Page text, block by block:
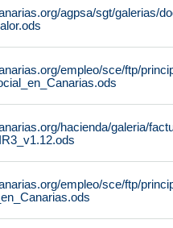
agpsa/sgt/galerias/
empleo/sce/ftp/
hacienda/galeria/
empleo/sce/ftp/